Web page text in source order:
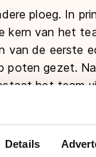
Details
ploeg. In
kern van het
van de eerste
poten gezet.
het team
Friberg, de
Ishizawa en de